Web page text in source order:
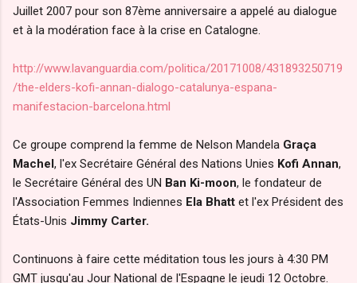
Juillet 2007 pour son 87ème anniversaire a appelé au dialogue
et à la modération face à la crise en Catalogne.
http://www.lavanguardia.com/politica/20171008/431893250719
/the-elders-kofi-annan-dialogo-catalunya-espana-
manifestacion-barcelona.html
Ce groupe comprend la femme de Nelson Mandela Graça
Machel, l'ex Secrétaire Général des Nations Unies Kofi Annan,
le Secrétaire Général des UN Ban Ki-moon, le fondateur de
l'Association Femmes Indiennes Ela Bhatt et l'ex Président des
États-Unis Jimmy Carter.
Continuons à faire cette méditation tous les jours à 4:30 PM
GMT jusqu'au Jour National de l'Espagne le jeudi 12 Octobre.